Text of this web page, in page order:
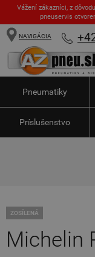
Vážení zákazníci, z
pneuservis
NAVIGÁCIA
Pneumatiky
Príslušenstvo
ZOSÍLENÁ
Michelin